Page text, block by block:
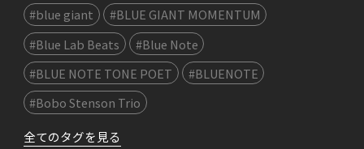
#blue giant
#BLUE GIANT MOMENTUM
#Blue Lab Beats
#Blue Note
#BLUE NOTE TONE POET
#BLUENOTE
#Bobo Stenson Trio
全てのタグを見る